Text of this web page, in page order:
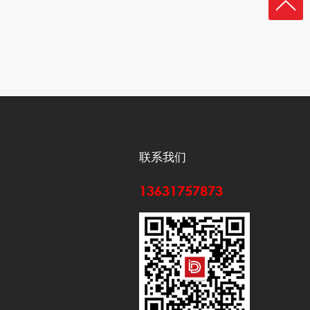
联系我们
13631757873